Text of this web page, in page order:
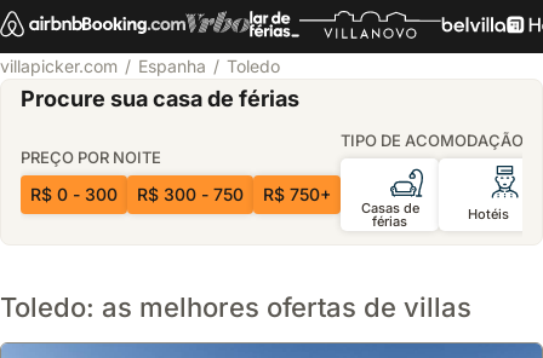
villapicker.com Espanha Toledo
Procure sua casa de férias
PREÇO POR NOITE
R$ 0 - 300 R$ 300 - 750 R$ 750+
TIPO DE ACOMODAÇÃO
Casas de
férias Hotéis
Toledo: as melhores ofertas de villas